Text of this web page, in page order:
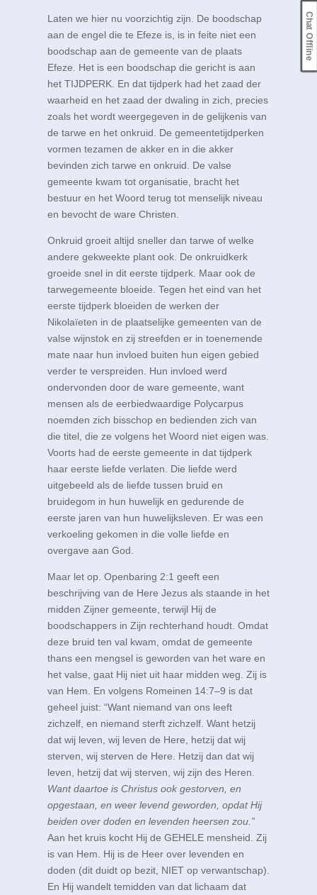
Laten we hier nu voorzichtig zijn. De boodschap
aan de engel die te Efeze is, is in feite niet een
boodschap aan de gemeente van de plaats
Efeze. Het is een boodschap die gericht is aan
het TIJDPERK. En dat tijdperk had het zaad der
waarheid en het zaad der dwaling in zich, precies
zoals het wordt weergegeven in de gelijkenis van
de tarwe en het onkruid. De gemeentetijdperken
vormen tezamen de akker en in die akker
bevinden zich tarwe en onkruid. De valse
gemeente kwam tot organisatie, bracht het
bestuur en het Woord terug tot menselijk niveau
en bevocht de ware Christen.
Onkruid groeit altijd sneller dan tarwe of welke
andere gekweekte plant ook. De onkruidkerk
groeide snel in dit eerste tijdperk. Maar ook de
tarwegemeente bloeide. Tegen het eind van het
eerste tijdperk bloeiden de werken der
Nikolaïeten in de plaatselijke gemeenten van de
valse wijnstok en zij streefden er in toenemende
mate naar hun invloed buiten hun eigen gebied
verder te verspreiden. Hun invloed werd
ondervonden door de ware gemeente, want
mensen als de eerbiedwaardige Polycarpus
noemden zich bisschop en bedienden zich van
die titel, die ze volgens het Woord niet eigen was.
Voorts had de eerste gemeente in dat tijdperk
haar eerste liefde verlaten. Die liefde werd
uitgebeeld als de liefde tussen bruid en
bruidegom in hun huwelijk en gedurende de
eerste jaren van hun huwelijksleven. Er was een
verkoeling gekomen in die volle liefde en
overgave aan God.
Maar let op. Openbaring 2:1 geeft een
beschrijving van de Here Jezus als staande in het
midden Zijner gemeente, terwijl Hij de
boodschappers in Zijn rechterhand houdt. Omdat
deze bruid ten val kwam, omdat de gemeente
thans een mengsel is geworden van het ware en
het valse, gaat Hij niet uit haar midden weg. Zij is
van Hem. En volgens Romeinen 14:7–9 is dat
geheel juist: “Want niemand van ons leeft
zichzelf, en niemand sterft zichzelf. Want hetzij
dat wij leven, wij leven de Here, hetzij dat wij
sterven, wij sterven de Here. Hetzij dan dat wij
leven, hetzij dat wij sterven, wij zijn des Heren.
Want daartoe is Christus ook gestorven, en
opgestaan, en weer levend geworden, opdat Hij
beiden over doden en levenden heersen zou.”
Aan het kruis kocht Hij de GEHELE mensheid. Zij
is van Hem. Hij is de Heer over levenden en
doden (dit duidt op bezit, NIET op verwantschap).
En Hij wandelt temidden van dat lichaam dat
Chat Offline